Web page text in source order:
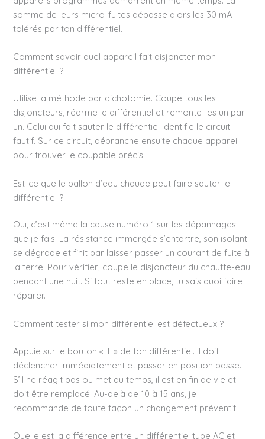
somme de leurs micro-fuites dépasse alors les 30 mA
tolérés par ton différentiel.
Comment savoir quel appareil fait disjoncter mon
différentiel ?
Utilise la méthode par dichotomie. Coupe tous les
disjoncteurs, réarme le différentiel et remonte-les un par
un. Celui qui fait sauter le différentiel identifie le circuit
fautif. Sur ce circuit, débranche ensuite chaque appareil
pour trouver le coupable précis.
Est-ce que le ballon d’eau chaude peut faire sauter le
différentiel ?
Oui, c’est même la cause numéro 1 sur les dépannages
que je fais. La résistance immergée s’entartre, son isolant
se dégrade et finit par laisser passer un courant de fuite à
la terre. Pour vérifier, coupe le disjoncteur du chauffe-eau
pendant une nuit. Si tout reste en place, tu sais quoi faire
réparer.
Comment tester si mon différentiel est défectueux ?
Appuie sur le bouton « T » de ton différentiel. Il doit
déclencher immédiatement et passer en position basse.
S’il ne réagit pas ou met du temps, il est en fin de vie et
doit être remplacé. Au-delà de 10 à 15 ans, je
recommande de toute façon un changement préventif.
Quelle est la différence entre un différentiel type AC et